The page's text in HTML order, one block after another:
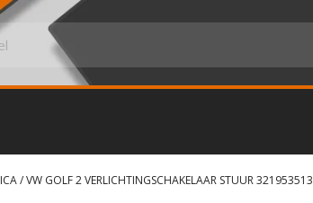
/ VW GOLF 2 VERLICHTINGSCHAKELAAR STUUR 321953513